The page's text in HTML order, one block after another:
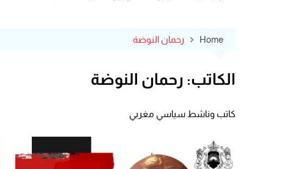
Home رحمان النوضة
الكاتب: رحمان النوضة
كاتب وناشط سياسي مغربي